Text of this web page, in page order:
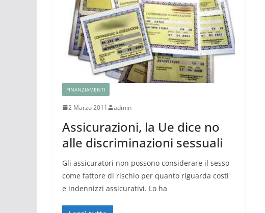
FINANZIAMENTI
2 Marzo 2011 admin
Assicurazioni, la Ue dice no
alle discriminazioni sessuali
Gli assicuratori non possono considerare il sesso
come fattore di rischio per quanto riguarda costi
e indennizzi assicurativi. Lo ha